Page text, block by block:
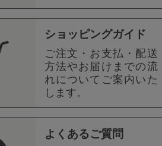
ショッピングガイド
ご注文・お支払・配送
方法やお届けまでの流
れについてご案内いた
します。
よくあるご質問